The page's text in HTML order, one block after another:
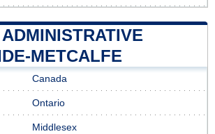
METCALFE
Canada
Ontario
Middlesex